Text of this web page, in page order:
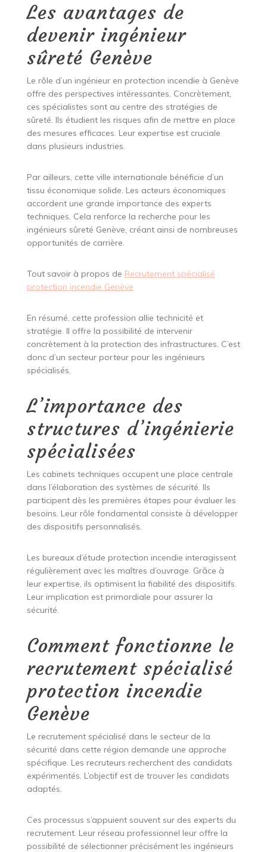
Les avantages de
devenir ingénieur
sûreté Genève
Le rôle d’un ingénieur en protection incendie à Genève
offre des perspectives intéressantes. Concrètement,
ces spécialistes sont au centre des stratégies de
sûreté. Ils étudient les risques afin de mettre en place
des mesures efficaces. Leur expertise est cruciale
dans plusieurs industries.
Par ailleurs, cette ville internationale bénéficie d’un
tissu économique solide. Les acteurs économiques
accordent une grande importance des experts
techniques. Cela renforce la recherche pour les
ingénieurs sûreté Genève, créant ainsi de nombreuses
opportunités de carrière.
Tout savoir à propos de Recrutement spécialisé
protection incendie Genève
En résumé, cette profession allie technicité et
stratégie. Il offre la possibilité de intervenir
concrètement à la protection des infrastructures. C’est
donc d’un secteur porteur pour les ingénieurs
spécialisés.
L’importance des
structures d’ingénierie
spécialisées
Les cabinets techniques occupent une place centrale
dans l’élaboration des systèmes de sécurité. Ils
participent dès les premières étapes pour évaluer les
besoins. Leur rôle fondamental consiste à développer
des dispositifs personnalisés.
Les bureaux d’étude protection incendie interagissent
régulièrement avec les maîtres d’ouvrage. Grâce à
leur expertise, ils optimisent la fiabilité des dispositifs.
Leur implication est primordiale pour assurer la
sécurité.
Comment fonctionne le
recrutement spécialisé
protection incendie
Genève
Le recrutement spécialisé dans le secteur de la
sécurité dans cette région demande une approche
spécifique. Les recruteurs recherchent des candidats
expérimentés. L’objectif est de trouver les candidats
adaptés.
Ces processus s’appuient souvent sur des experts du
recrutement. Leur réseau professionnel leur offre la
possibilité de sélectionner précisément les ingénieurs